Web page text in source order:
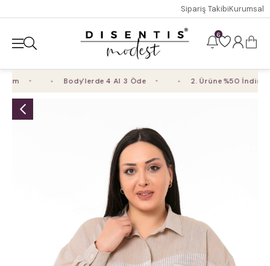
Sipariş TakibiKurumsal
6
Body'lerde 4 Al 3 Öde 2. Ürüne %50 İndirim